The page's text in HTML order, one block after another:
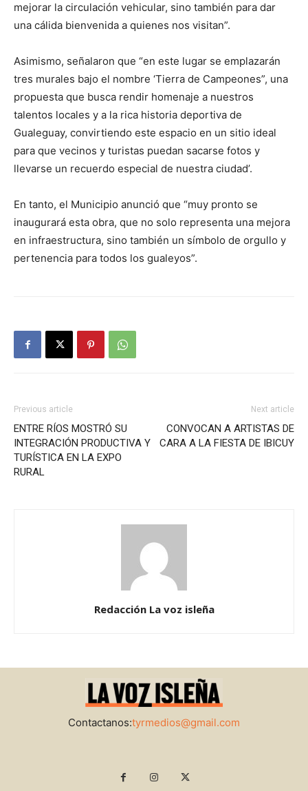
mejorar la circulación vehicular, sino también para dar
una cálida bienvenida a quienes nos visitan”.
Asimismo, señalaron que “en este lugar se emplazarán
tres murales bajo el nombre ‘Tierra de Campeones”, una
propuesta que busca rendir homenaje a nuestros
talentos locales y a la rica historia deportiva de
Gualeguay, convirtiendo este espacio en un sitio ideal
para que vecinos y turistas puedan sacarse fotos y
llevarse un recuerdo especial de nuestra ciudad’.
En tanto, el Municipio anunció que “muy pronto se
inaugurará esta obra, que no solo representa una mejora
en infraestructura, sino también un símbolo de orgullo y
pertenencia para todos los gualeyos”.
Previous article
ENTRE RÍOS MOSTRÓ SU
INTEGRACIÓN PRODUCTIVA Y
TURÍSTICA EN LA EXPO
RURAL
Next article
CONVOCAN A ARTISTAS DE
CARA A LA FIESTA DE IBICUY
Redacción La voz isleña
Contactanos:tyrmedios@gmail.com